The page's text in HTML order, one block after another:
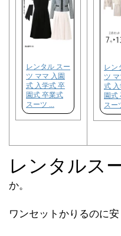
レンタル スー
ツ ママ 入園
式 入学式 卒
園式 卒業式
スーツ ...
レン
ツ
式
園式
スー
レンタルス
か。
ワンセットかりるのに安